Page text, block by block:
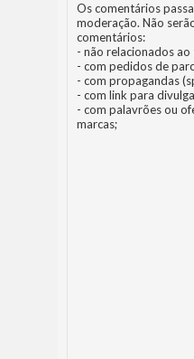
Os comentários
moderação. Não
comentários:
- não relacionados
- com pedidos de
- com propagandas
- com link para
- com palavrões ou
marcas;